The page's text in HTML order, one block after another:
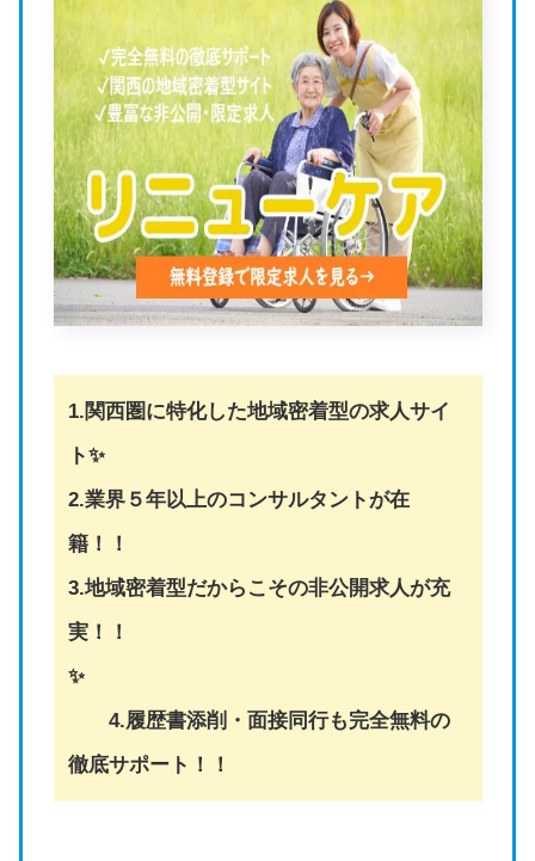
1.関西圏に特化した地域密着型の求人サイ
ト✨
2.業界５年以上のコンサルタントが在
籍！！
3.地域密着型だからこその非公開求人が充
実！！
✨
4.履歴書添削・面接同行も完全無料の
徹底サポート！！